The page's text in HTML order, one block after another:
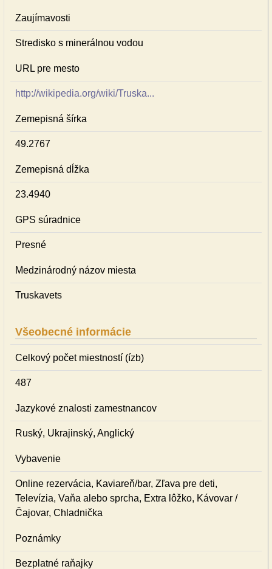
Zaujímavosti
Stredisko s minerálnou vodou
URL pre mesto
http://wikipedia.org/wiki/Truska...
Zemepisná šírka
49.2767
Zemepisná dĺžka
23.4940
GPS súradnice
Presné
Medzinárodný názov miesta
Truskavets
Všeobecné informácie
Celkový počet miestností (ízb)
487
Jazykové znalosti zamestnancov
Ruský, Ukrajinský, Anglický
Vybavenie
Online rezervácia, Kaviareň/bar, Zľava pre deti,
Televízia, Vaňa alebo sprcha, Extra lôžko, Kávovar /
Čajovar, Chladnička
Poznámky
Bezplatné raňajky